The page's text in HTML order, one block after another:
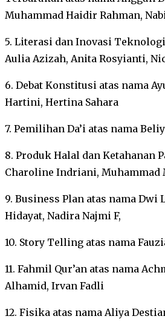
Muhammad Haidir Rahman,
5. Literasi dan Inovasi
Aulia Azizah, Anita Rosyianti,
6. Debat Konstitusi atas nama
Hartini, Hertina Sahara
7. Pemilihan Da’i atas nama
8. Produk Halal dan Ketahanan
Charoline Indriani,
9. Business Plan atas nama Dwi
Hidayat, Nadira Najmi F,
10. Story Telling atas nama
11. Fahmil Qur’an atas nama
Alhamid, Irvan Fadli
12. Fisika atas nama Aliya